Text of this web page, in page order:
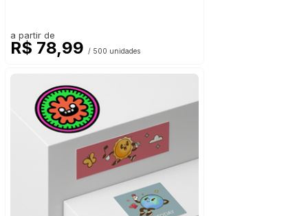
a partir de
R$ 78,99 / 500 unidades